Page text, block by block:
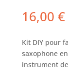
16,00 €
Kit DIY pour
saxophone
instrument